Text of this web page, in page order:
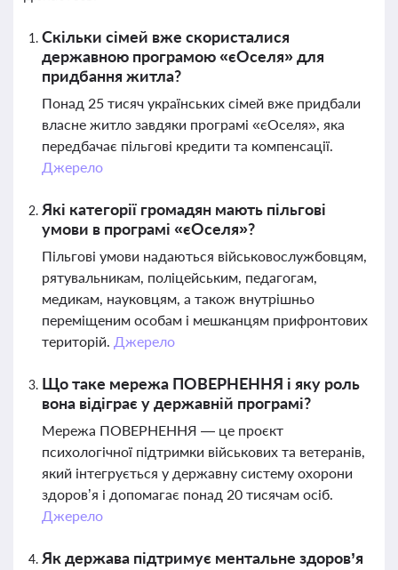
Скільки сімей вже скористалися
державною програмою «єОселя» для
придбання житла?
Понад 25 тисяч українських сімей вже придбали
власне житло завдяки програмі «єОселя», яка
передбачає пільгові кредити та компенсації.
Джерело
Які категорії громадян мають пільгові
умови в програмі «єОселя»?
Пільгові умови надаються військовослужбовцям,
рятувальникам, поліцейським, педагогам,
медикам, науковцям, а також внутрішньо
переміщеним особам і мешканцям прифронтових
територій. Джерело
Що таке мережа ПОВЕРНЕННЯ і яку роль
вона відіграє у державній програмі?
Мережа ПОВЕРНЕННЯ — це проєкт
психологічної підтримки військових та ветеранів,
який інтегрується у державну систему охорони
здоров’я і допомагає понад 20 тисячам осіб.
Джерело
Як держава підтримує ментальне здоров’я